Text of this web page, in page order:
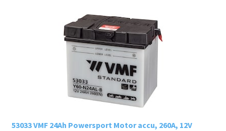
53033 VMF 24Ah Powersport Motor accu, 260A, 12V